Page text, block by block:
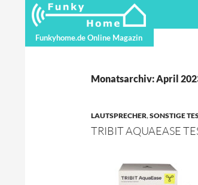
Funkyhome.de Online Magazin
Suchen
Funkyhome.de Online Magazin
Monatsarchiv: April
LAUTSPRECHER,SONSTIGE
TRIBIT AQUAEASE